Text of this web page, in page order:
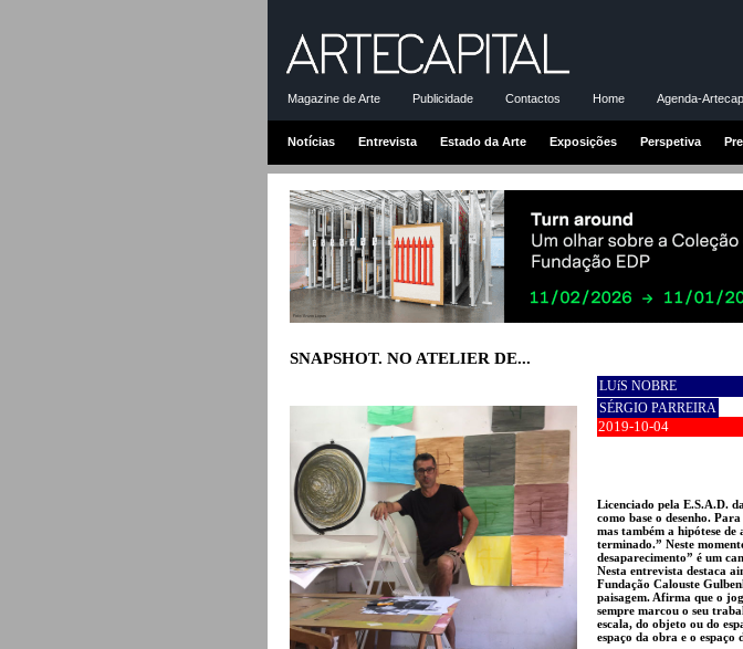
Magazine de Arte Publicidade Contactos Home Agenda-
Notícias Entrevista Estado da Arte Exposições Perspetiva
SNAPSHOT. NO ATELIER DE...
LUíS NOBRE
SÉRGIO PARREIRA
2019-10-04
Licenciado pela E.S.A.D.
como base o desenho.
mas também a hipótese
terminado.” Neste
desaparecimento” é um
Nesta entrevista destaca
Fundação Calouste
paisagem. Afirma que o
sempre marcou o seu
escala, do objeto ou do
espaço da obra e o espaço